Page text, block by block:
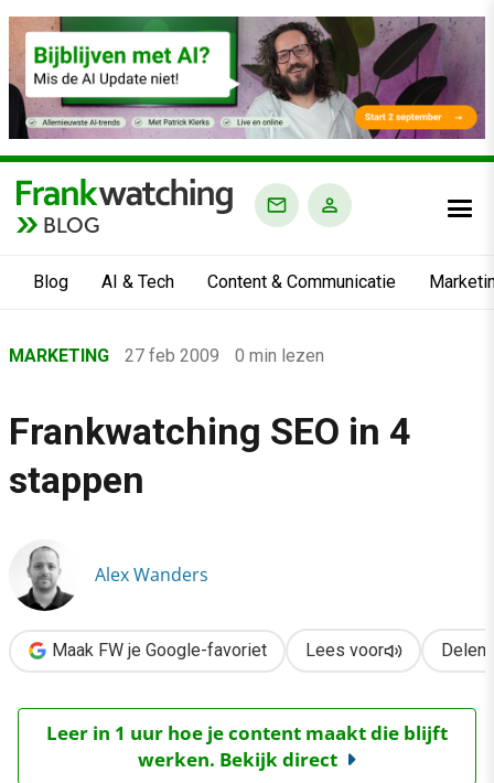
BLOG
Blog AI & Tech Content & Communicatie
›
›
Marketing
Frankwatching SEO in 4 stappen
MARKETING 27 feb 2009 0 min lezen
Frankwatching SEO in 4
stappen
Alex Wanders
Maak FW je Google-favoriet Lees voor Delen
Leer in 1 uur hoe je content maakt die blijft
werken. Bekijk direct